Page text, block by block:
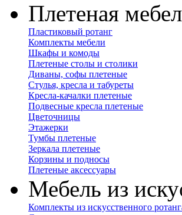
Плетеная
Пластиковый ротанг
Комплекты мебели
Шкафы и комоды
Плетеные столы и столики
Диваны, софы плетеные
Стулья, кресла и табуреты
Кресла-качалки плетеные
Подвесные кресла плетеные
Цветочницы
Этажерки
Тумбы плетеные
Зеркала плетеные
Корзины и подносы
Плетеные аксессуары
Мебель из
Комплекты из искусственного